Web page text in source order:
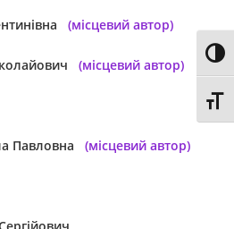
(місцевий автор)
(місцевий автор)
Павловна (місцевий автор)